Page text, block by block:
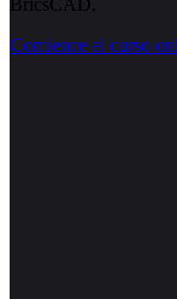
BricsCAD.
Comience el curso